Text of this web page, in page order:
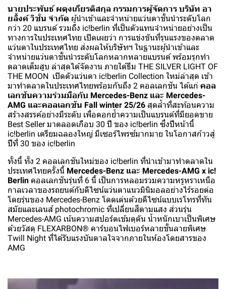
นายประพันธ์ ผดุงเกียรติสกุล กรรมการผู้จัดการ บริษัท อา
ยลิ้งค์ วิชั่น จำกัด ผู้นำเข้าและจำหน่ายแว่นตาชั้นนำระดับโลก
กว่า 20 แบรนด์ รวมถึง ic!berlin ที่เป็นตัวแทนจำหน่ายอย่างเป็น
ทางการในประเทศไทย เปิดเผยว่า การแข่งขันที่รุนแรงของตลาด
แว่นตาในประเทศไทย ส่งผลให้บริษัทฯ ในฐานะผู้นำเข้าและ
จำหน่ายแว่นตาชั้นนำระดับโลกหลากหลายแบรนด์ พร้อมรุกทำ
ตลาดเต็มสูบ ล่าสุดได้จัดงาน ภายใต้ธีม THE SILVER LIGHT OF
THE MOON เปิดตัวแว่นตา ic!berlin Collection ใหม่ล่าสุด เข้า
มาทำตลาดในประเทศไทยพร้อมกันถึง 2 คอลเลกชัน ได้แก่ คอล
เลกชันความร่วมมือกับ Mercedes-Benz และ Mercedes-
AMG และคอลเลกชัน Fall winter 25/26 สุดล้ำที่สะท้อนความ
สร้างสรรค์อย่างมีระดับ เพื่อตอกย้ำความเป็นแบรนด์ที่มียอดขาย
Best Seller มาตลอดเกือบ 30 ปี ของ ic!berlin ซึ่งปีหน้านี้
ic!berlin เตรียมฉลองใหญ่ มีเซอร์ไพรซ์มากมาย ในโอกาสก้าวสู่
ปีที่ 30 ของ ic!berlin
ทั้งนี้ ทั้ง 2 คอลเลกชันใหม่ของ ic!berlin ที่นำเข้ามาทำตลาดใน
ประเทศไทยครั้งนี้ Mercedes-Benz และ Mercedes-AMG x ic!
Berlin คอลเลกชันรุ่นที่ 6 นี้ เป็นการหลอมรวมความหรูหราเหนือ
กาลเวลาของรถยนต์กับดีไซน์แว่นตาแนวมินิมอลอย่างไร้รอยต่อ
โดยรุ่นของ Mercedes-Benz โดดเด่นด้วยดีไซน์แบบเรโทรที่ทัน
สมัยและเลนส์ photochromic ที่เปลี่ยนสีตามแสง ส่วนรุ่น
Mercedes-AMG เน้นความสปอร์ตเข้มดุดัน น้ำหนักเบาเป็นพิเศษ
ด้วยวัสดุ FLEXARBON® คาร์บอนไฟเบอร์หลายชั้นลายพิเศษ
Twill Night ที่ได้รับแรงบันดาลใจจากภายในห้องโดยสารของ
AMG